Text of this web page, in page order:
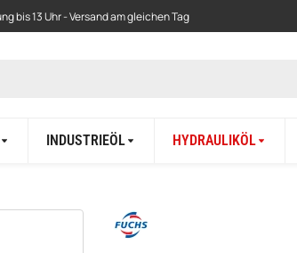
bis 13 Uhr - Versand am gleichen Tag
INDUSTRIEÖL HYDRAULIKÖL